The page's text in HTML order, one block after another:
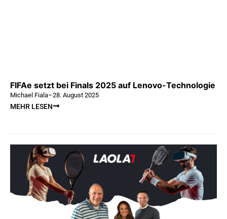
FIFAe setzt bei Finals 2025 auf Lenovo-Technologie
Michael Fiala–28. August 2025
MEHR LESEN